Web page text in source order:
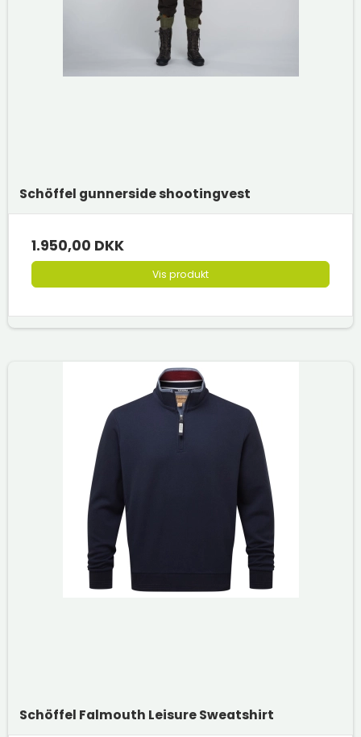
Schöffel gunnerside shootingvest
1.950,00 DKK
Vis produkt
Schöffel Falmouth Leisure Sweatshirt